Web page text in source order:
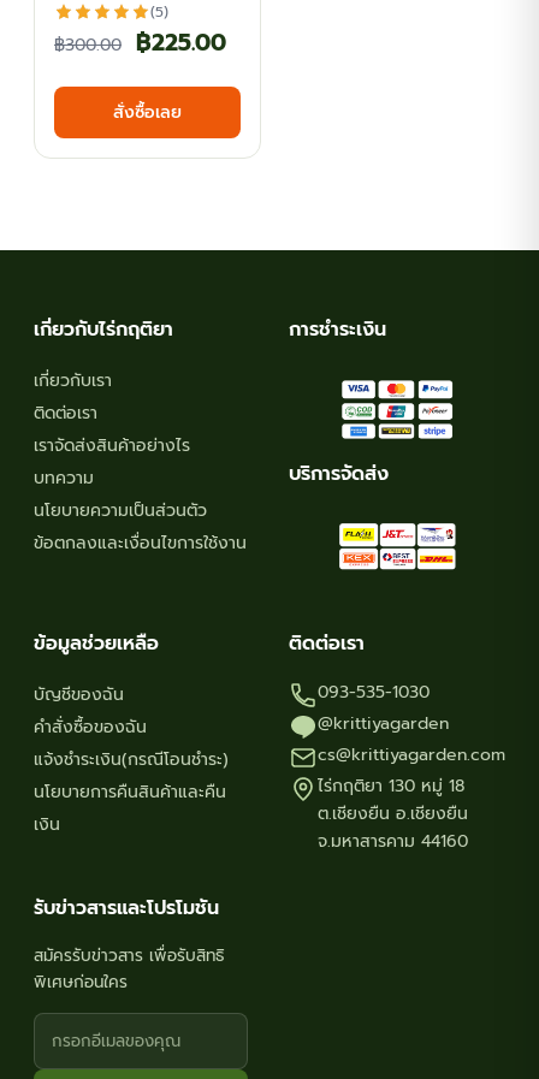
(5)
฿300.00 Original
price
was:
฿300.00.
฿225.00Current
price
฿225.00.
สั่งซื้อเลย
เกี่ยวกับไร่กฤติยา
เกี่ยวกับเรา
ติดต่อเรา
เราจัดส่งสินค้าอย่างไร
บทความ
นโยบายความเป็นส่วนตัว
ข้อตกลงและเงื่อนไขการใช้งาน
การชำระเงิน
บริการจัดส่ง
ข้อมูลช่วยเหลือ
บัญชีของฉัน
คำสั่งซื้อของฉัน
แจ้งชำระเงิน(กรณีโอนชำระ)
นโยบายการคืนสินค้าและคืน
เงิน
ติดต่อเรา
093-535-1030
@krittiyagarden
cs@krittiyagarden.com
ไร่กฤติยา 130 หมู่ 18
ต.เชียงยืน อ.เชียงยืน
จ.มหาสารคาม 44160
รับข่าวสารและโปรโมชัน
สมัครรับข่าวสาร เพื่อรับสิทธิ
พิเศษก่อนใคร